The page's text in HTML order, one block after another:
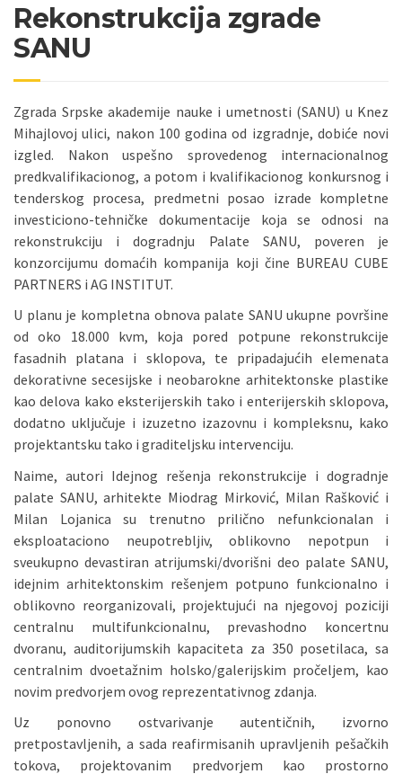
Rekonstrukcija zgrade
SANU
Zgrada Srpske akademije nauke i umetnosti (SANU) u Knez
Mihajlovoj ulici, nakon 100 godina od izgradnje, dobiće novi
izgled. Nakon uspešno sprovedenog internacionalnog
predkvalifikacionog, a potom i kvalifikacionog konkursnog i
tenderskog procesa, predmetni posao izrade kompletne
investiciono-tehničke dokumentacije koja se odnosi na
rekonstrukciju i dogradnju Palate SANU, poveren je
konzorcijumu domaćih kompanija koji čine BUREAU CUBE
PARTNERS i AG INSTITUT.
U planu je kompletna obnova palate SANU ukupne površine
od oko 18.000 kvm, koja pored potpune rekonstrukcije
fasadnih platana i sklopova, te pripadajućih elemenata
dekorativne secesijske i neobarokne arhitektonske plastike
kao delova kako eksterijerskih tako i enterijerskih sklopova,
dodatno uključuje i izuzetno izazovnu i kompleksnu, kako
projektantsku tako i graditeljsku intervenciju.
Naime, autori Idejnog rešenja rekonstrukcije i dogradnje
palate SANU, arhitekte Miodrag Mirković, Milan Rašković i
Milan Lojanica su trenutno prilično nefunkcionalan i
eksploataciono neupotrebljiv, oblikovno nepotpun i
sveukupno devastiran atrijumski/dvorišni deo palate SANU,
idejnim arhitektonskim rešenjem potpuno funkcionalno i
oblikovno reorganizovali, projektujući na njegovoj poziciji
centralnu multifunkcionalnu, prevashodno koncertnu
dvoranu, auditorijumskih kapaciteta za 350 posetilaca, sa
centralnim dvoetažnim holsko/galerijskim pročeljem, kao
novim predvorjem ovog reprezentativnog zdanja.
Uz ponovno ostvarivanje autentičnih, izvorno
pretpostavljenih, a sada reafirmisanih upravljenih pešačkih
tokova, projektovanim predvorjem kao prostorno